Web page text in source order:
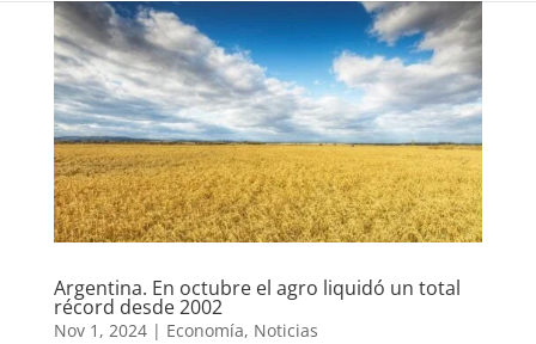
Argentina. En octubre el agro liquidó un total
récord desde 2002
Nov 1, 2024| Economía, Noticias